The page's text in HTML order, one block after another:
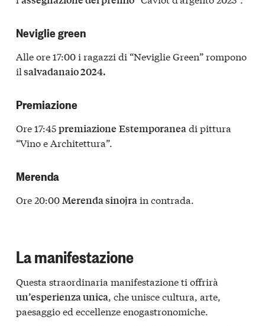
Neviglie green
Alle ore 17:00 i ragazzi di “Neviglie Green” rompono
ilsalvadanaio 2024.
Premiazione
Ore 17:45premiazione Estemporaneadi pittura
“Vino e Architettura”.
Merenda
Ore 20:00Merenda sinojrain contrada.
La manifestazione
Questa straordinaria manifestazione ti offrirà
un’esperienza unica, che unisce cultura, arte,
paesaggio ed eccellenze enogastronomiche.